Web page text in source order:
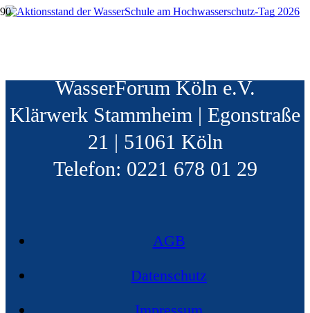
WasserForum Köln e.V.
Klärwerk Stammheim | Egonstraße
21 | 51061 Köln
Telefon: 0221 678 01 29
AGB
Datenschutz